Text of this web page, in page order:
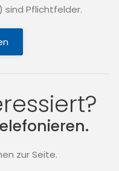
sind Pflichtfelder.
zur Seite.